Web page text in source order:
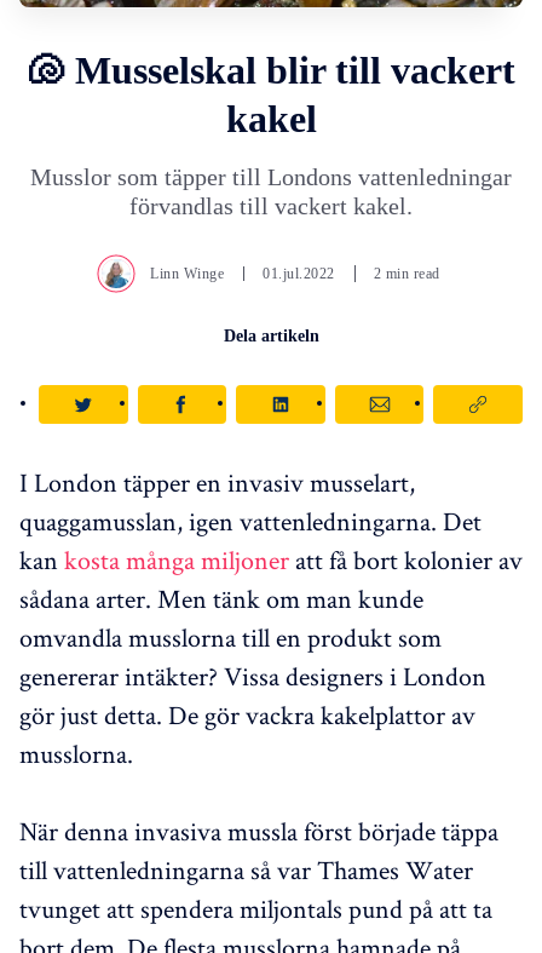
🐚 Musselskal blir till vackert
kakel
Musslor som täpper till Londons vattenledningar
förvandlas till vackert kakel.
Linn Winge 01.jul.2022 2 min read
Dela artikeln
I London täpper en invasiv musselart,
quaggamusslan, igen vattenledningarna. Det
kan kosta många miljoner att få bort kolonier av
sådana arter. Men tänk om man kunde
omvandla musslorna till en produkt som
genererar intäkter? Vissa designers i London
gör just detta. De gör vackra kakelplattor av
musslorna.
När denna invasiva mussla först började täppa
till vattenledningarna så var Thames Water
tvunget att spendera miljontals pund på att ta